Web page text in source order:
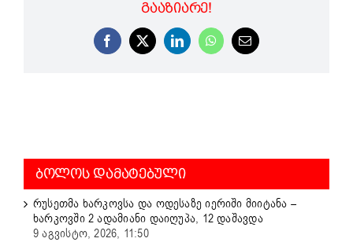
ᲒᲐᲐᲖᲘᲐᲠᲔ!
Facebook
X LinkedInWhatsApp
Email
ᲑᲝᲚᲝᲡ ᲓᲐᲛᲐᲢᲔᲑᲣᲚᲘ
რუსეთმა ხარკოვსა და ოდესაზე იერიში მიიტანა –
ხარკოვში 2 ადამიანი დაიღუპა, 12 დაშავდა
9 აგვისტო, 2026, 11:50